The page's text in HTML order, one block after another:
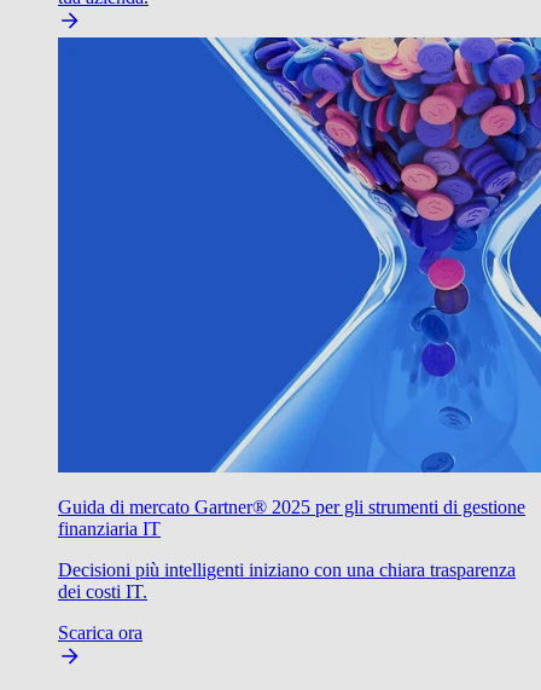
Guida di mercato Gartner® 2025 per gli strumenti di gestione
finanziaria IT
Decisioni più intelligenti iniziano con una chiara trasparenza
dei costi IT.
Scarica ora